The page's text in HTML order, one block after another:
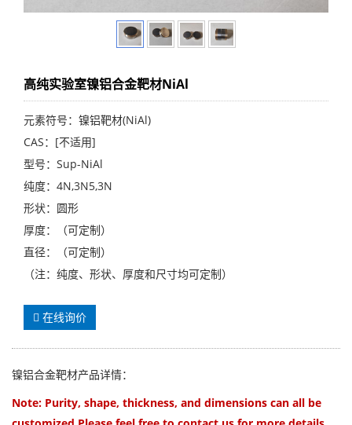
高纯实验室镍铝合金靶材NiAl
元素符号：镍铝靶材(NiAl)
CAS：[不适用]
型号：Sup-NiAl
纯度：4N,3N5,3N
形状：圆形
厚度：（可定制）
直径：（可定制）
（注：纯度、形状、厚度和尺寸均可定制）
在线询价
镍铝合金靶材产品详情：
Note: Purity, shape, thickness, and dimensions can all be